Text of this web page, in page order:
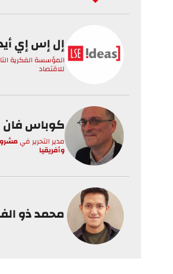
إل إس إي
المؤسسة الفكرية
للاقتصاد
كوباس
مدير التحرير في
وأفريقيا
محمد ذو